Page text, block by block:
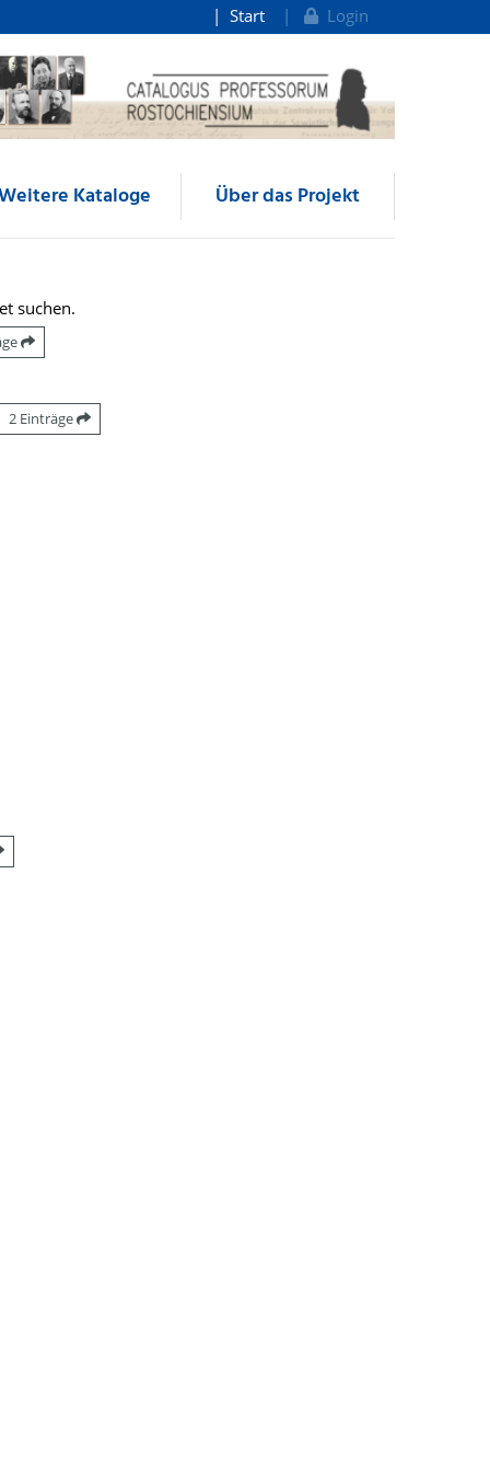
Start Login
Kataloge Über das Projekt
suchen.
2 Einträge